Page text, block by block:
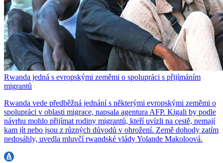
Rwanda jedná s evropskými zeměmi o spolupráci s přijímáním
migrantů
Rwanda vede předběžná jednání s některými evropskými zeměmi o
spolupráci v oblasti migrace, napsala agentura AFP. Kigali by podle
návrhu mohlo přijímat rodiny migrantů, kteří uvízli na cestě, nemají
kam jít nebo jsou z různých důvodů v ohrožení. Země dohody zatím
nedosáhly, uvedla mluvčí rwandské vlády Yolande Makoloová.